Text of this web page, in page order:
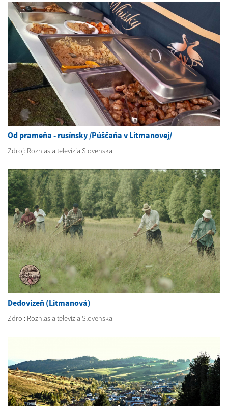
Od prameňa - rusínsky /Púščaňa v Litmanovej/
Zdroj: Rozhlas a televízia Slovenska
Dedovizeň (Litmanová)
Zdroj: Rozhlas a televízia Slovenska